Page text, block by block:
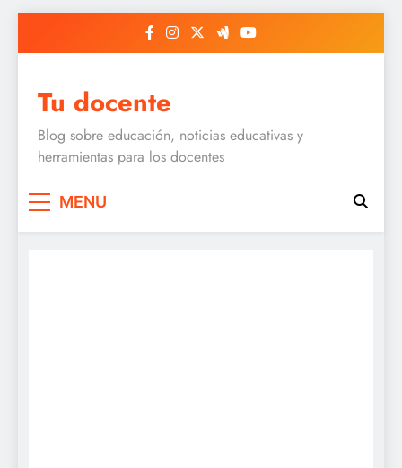
Tu docente
Blog sobre educación, noticias educativas y
herramientas para los docentes
MENU